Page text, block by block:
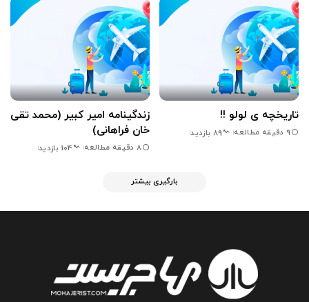
تاریخچه ی لولو !!
9 دقیقه مطالعه 89 بازدید
زندگینامه امیر کبیر (محمد تقی
خان فراهانی)
8 دقیقه مطالعه 104 بازدید
بارگیری بیشتر